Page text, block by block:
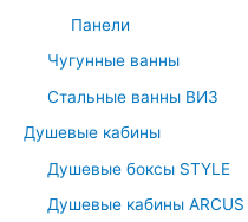
Панели
Чугунные ванны
Стальные ванны ВИЗ
Душевые кабины
Душевые боксы STYLE
Душевые кабины ARCUS